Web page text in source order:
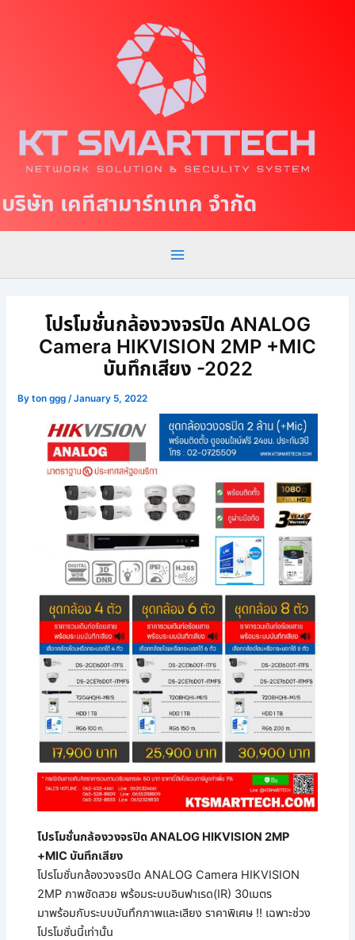
eบริษัท เคทีสามาร์ทเทค จำกัด
a
n
M
e
โปรโมชั่นกล้องวงจรปิด ANALOG
Camera HIKVISION 2MP +MIC
บันทึกเสียง -2022
Byton ggg /January 5, 2022
โปรโมชั่นกล้องวงจรปิด ANALOG HIKVISION 2MP
+MIC บันทึกเสียง
โปรโมชั่นกล้องวงจรปิด ANALOG Camera HIKVISION
2MP ภาพชัดสวย พร้อมระบบอินฟาเรด(IR) 30เมตร
มาพร้อมกับระบบบันทึกภาพและเสียง ราคาพิเศษ !! เฉพาะช่วง
โปรโมชั่นนี้เท่านั้น